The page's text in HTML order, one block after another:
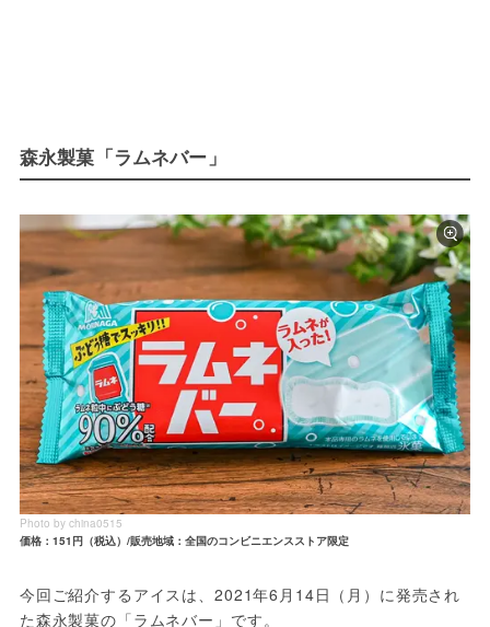
森永製菓「ラムネバー」
Photo by china0515
価格：151円（税込）/販売地域：全国のコンビニエンスストア限定
今回ご紹介するアイスは、2021年6月14日（月）に発売され
た森永製菓の「ラムネバー」です。